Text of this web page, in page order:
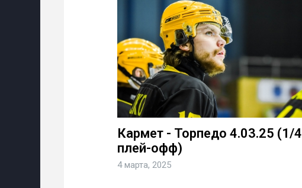
Кармет - Торпедо 4.03.25 (1/4
плей-офф)
4 марта, 2025